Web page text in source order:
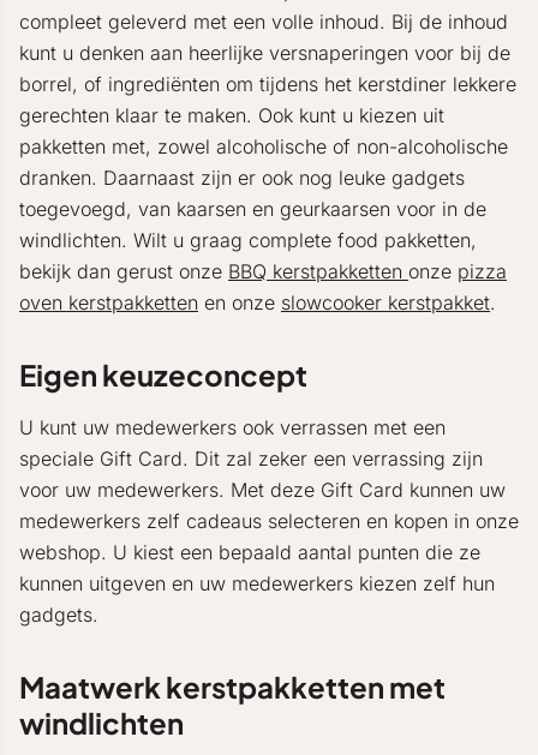
compleet geleverd met een volle inhoud. Bij de inhoud
kunt u denken aan heerlijke versnaperingen voor bij de
borrel, of ingrediënten om tijdens het kerstdiner lekkere
gerechten klaar te maken. Ook kunt u kiezen uit
pakketten met, zowel alcoholische of non-alcoholische
dranken. Daarnaast zijn er ook nog leuke gadgets
toegevoegd, van kaarsen en geurkaarsen voor in de
windlichten. Wilt u graag complete food pakketten,
bekijk dan gerust onze BBQ kerstpakketten onze pizza
oven kerstpakketten en onze slowcooker kerstpakket.
Eigen keuzeconcept
U kunt uw medewerkers ook verrassen met een
speciale Gift Card. Dit zal zeker een verrassing zijn
voor uw medewerkers. Met deze Gift Card kunnen uw
medewerkers zelf cadeaus selecteren en kopen in onze
webshop. U kiest een bepaald aantal punten die ze
kunnen uitgeven en uw medewerkers kiezen zelf hun
gadgets.
Maatwerk kerstpakketten met
windlichten